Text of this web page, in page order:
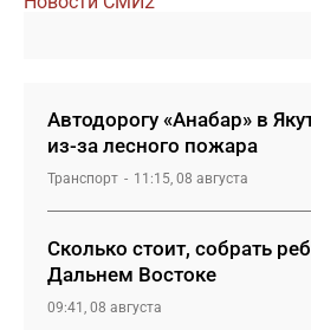
Автодорогу «Анабар» в
из-за лесного пожара
Транспорт 11:15, 08 августа
Сколько стоит, собрать
Дальнем Востоке
09:41, 08 августа